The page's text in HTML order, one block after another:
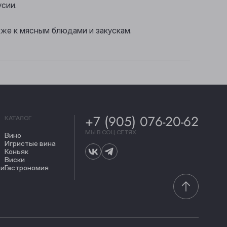
к мясным блюдами и закускам.
КАТАЛОГ
Вино
Игристые вина
Коньяк
Виски
Гастрономия
+7 (905) 076-20-62
МЫ В СОЦ СЕТЯХ